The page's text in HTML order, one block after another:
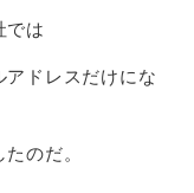
では
アドレスだけにな
のだ。